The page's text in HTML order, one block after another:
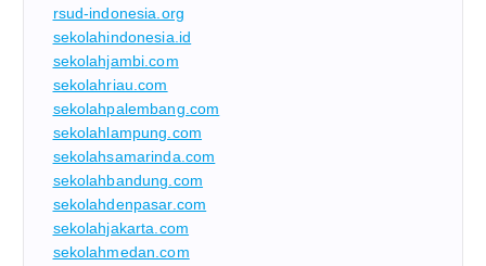
rsud-indonesia.org
sekolahindonesia.id
sekolahjambi.com
sekolahriau.com
sekolahpalembang.com
sekolahlampung.com
sekolahsamarinda.com
sekolahbandung.com
sekolahdenpasar.com
sekolahjakarta.com
sekolahmedan.com